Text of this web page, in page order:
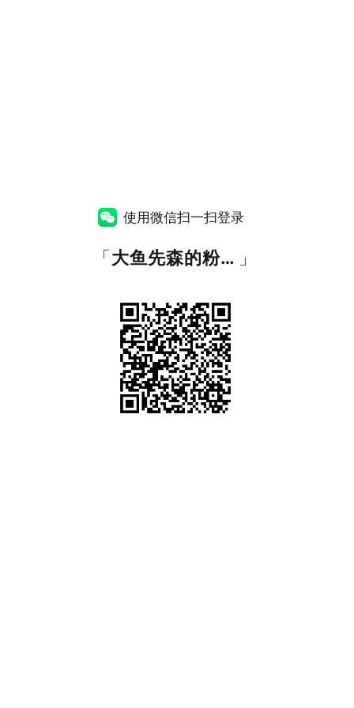
使用微信扫一扫登录
「 大鱼先森的粉丝福利资源站 」